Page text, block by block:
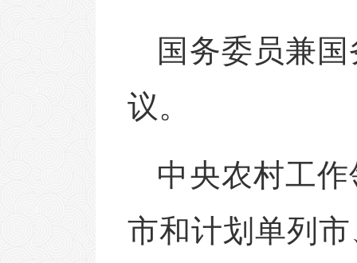
国务委员兼
议。
中央农村工
市和计划单列